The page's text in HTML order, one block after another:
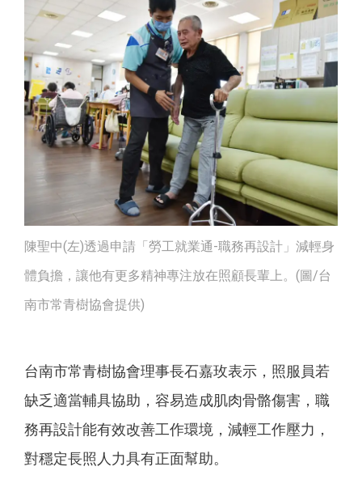
陳聖中(左)透過申請「勞工就業通-職務再設計」減輕身
體負擔，讓他有更多精神專注放在照顧長輩上。(圖/台
南市常青樹協會提供)
台南市常青樹協會理事長石嘉玫表示，照服員若
缺乏適當輔具協助，容易造成肌肉骨骼傷害，職
務再設計能有效改善工作環境，減輕工作壓力，
對穩定長照人力具有正面幫助。